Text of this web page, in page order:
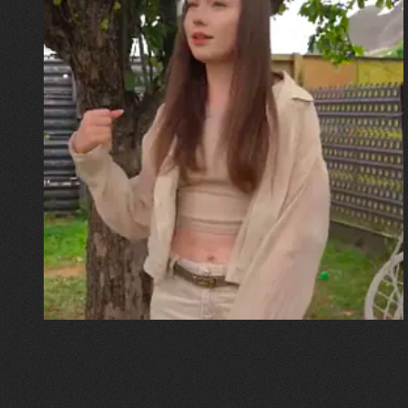
30.07.2026
Калина, Дарина та Віра Папроцькі
"Хвиля була, як від моря,
прозора і велика… Я ледве
встигла схопити племінницю"